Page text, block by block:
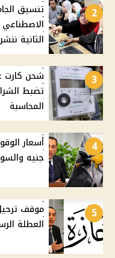
2
الثانية
3
شحن كارت
تضبط
المحاسبة
4
جنيه والسولار
5
العطلة